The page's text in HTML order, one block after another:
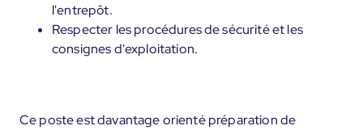
l'entrepôt.
Respecter les procédures de sécurité et les
consignes d'exploitation.
Ce poste est davantage orienté préparation de